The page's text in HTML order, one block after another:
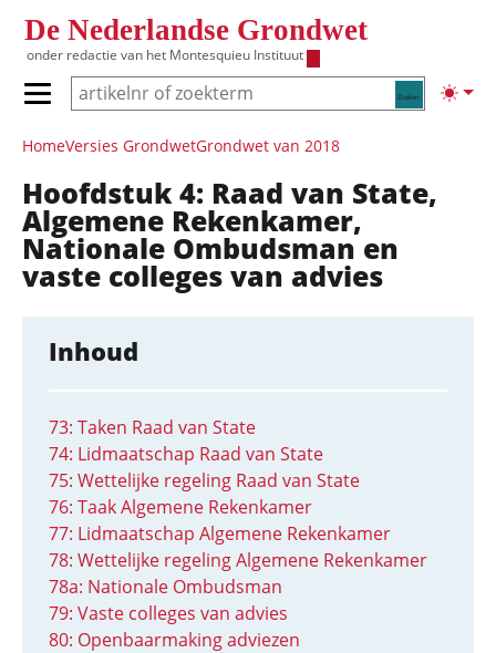
De Nederlandse Grondwet
onder redactie van het Montesquieu Instituut
Zoeken
Primair menu tonen/verbergen
Hoofdnavigatie
HomeVersies GrondwetGrondwet van 2018
Hoofdstuk 4: Raad van State,
Algemene Rekenkamer,
Nationale Ombudsman en
vaste colleges van advies
Inhoud
73: Taken Raad van State
74: Lidmaatschap Raad van State
75: Wettelijke regeling Raad van State
76: Taak Algemene Rekenkamer
77: Lidmaatschap Algemene Rekenkamer
78: Wettelijke regeling Algemene Rekenkamer
78a: Nationale Ombudsman
79: Vaste colleges van advies
80: Openbaarmaking adviezen